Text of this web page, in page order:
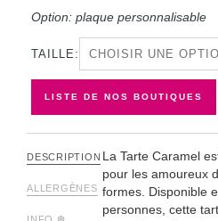
Option: plaque personnalisable
TAILLE:
LISTE DE NOS BOUTIQUES
DESCRIPTION
ALLERGÈNES
La Tarte Caramel
pour les amoureux
formes. Disponible
personnes, cette